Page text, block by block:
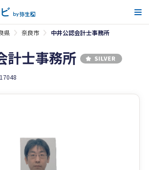
県 奈良市 中井公認会計士事務所
計士事務所